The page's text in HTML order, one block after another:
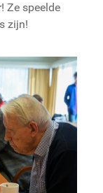
Ze speelde
zijn!